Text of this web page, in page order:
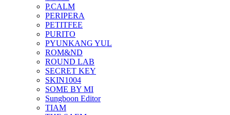
P.CALM
PERIPERA
PETITFEE
PURITO
PYUNKANG YUL
ROM&ND
ROUND LAB
SECRET KEY
SKIN1004
SOME BY MI
Sungboon Editor
TIAM